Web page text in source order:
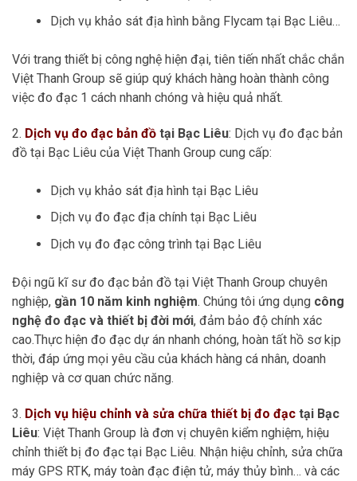
Dịch vụ khảo sát địa hình bằng Flycam tại Bạc Liêu…
Với trang thiết bị công nghệ hiện đại, tiên tiến nhất chắc chắn
Việt Thanh Group sẽ giúp quý khách hàng hoàn thành công
việc đo đạc 1 cách nhanh chóng và hiệu quả nhất.
2. Dịch vụ đo đạc bản đồ tại Bạc Liêu: Dịch vụ đo đạc bản
đồ tại Bạc Liêu của Việt Thanh Group cung cấp:
Dịch vụ khảo sát địa hình tại Bạc Liêu
Dịch vụ đo đạc địa chính tại Bạc Liêu
Dịch vụ đo đạc công trình tại Bạc Liêu
Đội ngũ kĩ sư đo đạc bản đồ tại Việt Thanh Group chuyên
nghiệp, gần 10 năm kinh nghiệm. Chúng tôi ứng dụng công
nghệ đo đạc và thiết bị đời mới, đảm bảo độ chính xác
cao.Thực hiện đo đạc dự án nhanh chóng, hoàn tất hồ sơ kịp
thời, đáp ứng mọi yêu cầu của khách hàng cá nhân, doanh
nghiệp và cơ quan chức năng.
3. Dịch vụ hiệu chỉnh và sửa chữa thiết bị đo đạc tại Bạc
Liêu: Việt Thanh Group là đơn vị chuyên kiểm nghiệm, hiệu
chỉnh thiết bị đo đạc tại Bạc Liêu. Nhận hiệu chỉnh, sửa chữa
máy GPS RTK, máy toàn đạc điện tử, máy thủy bình… và các